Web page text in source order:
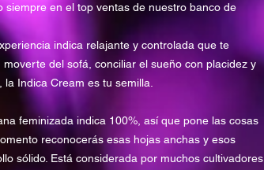
siempre en el top ventas de nuestro banco de
indica relajante y controlada que te
del sofá, conciliar el sueño con placidez y
Indica Cream es tu semilla.
feminizada indica 100%, así que pone las cosas
reconocerás esas hojas anchas y esos
sólido. Está considerada por muchos cultivadores